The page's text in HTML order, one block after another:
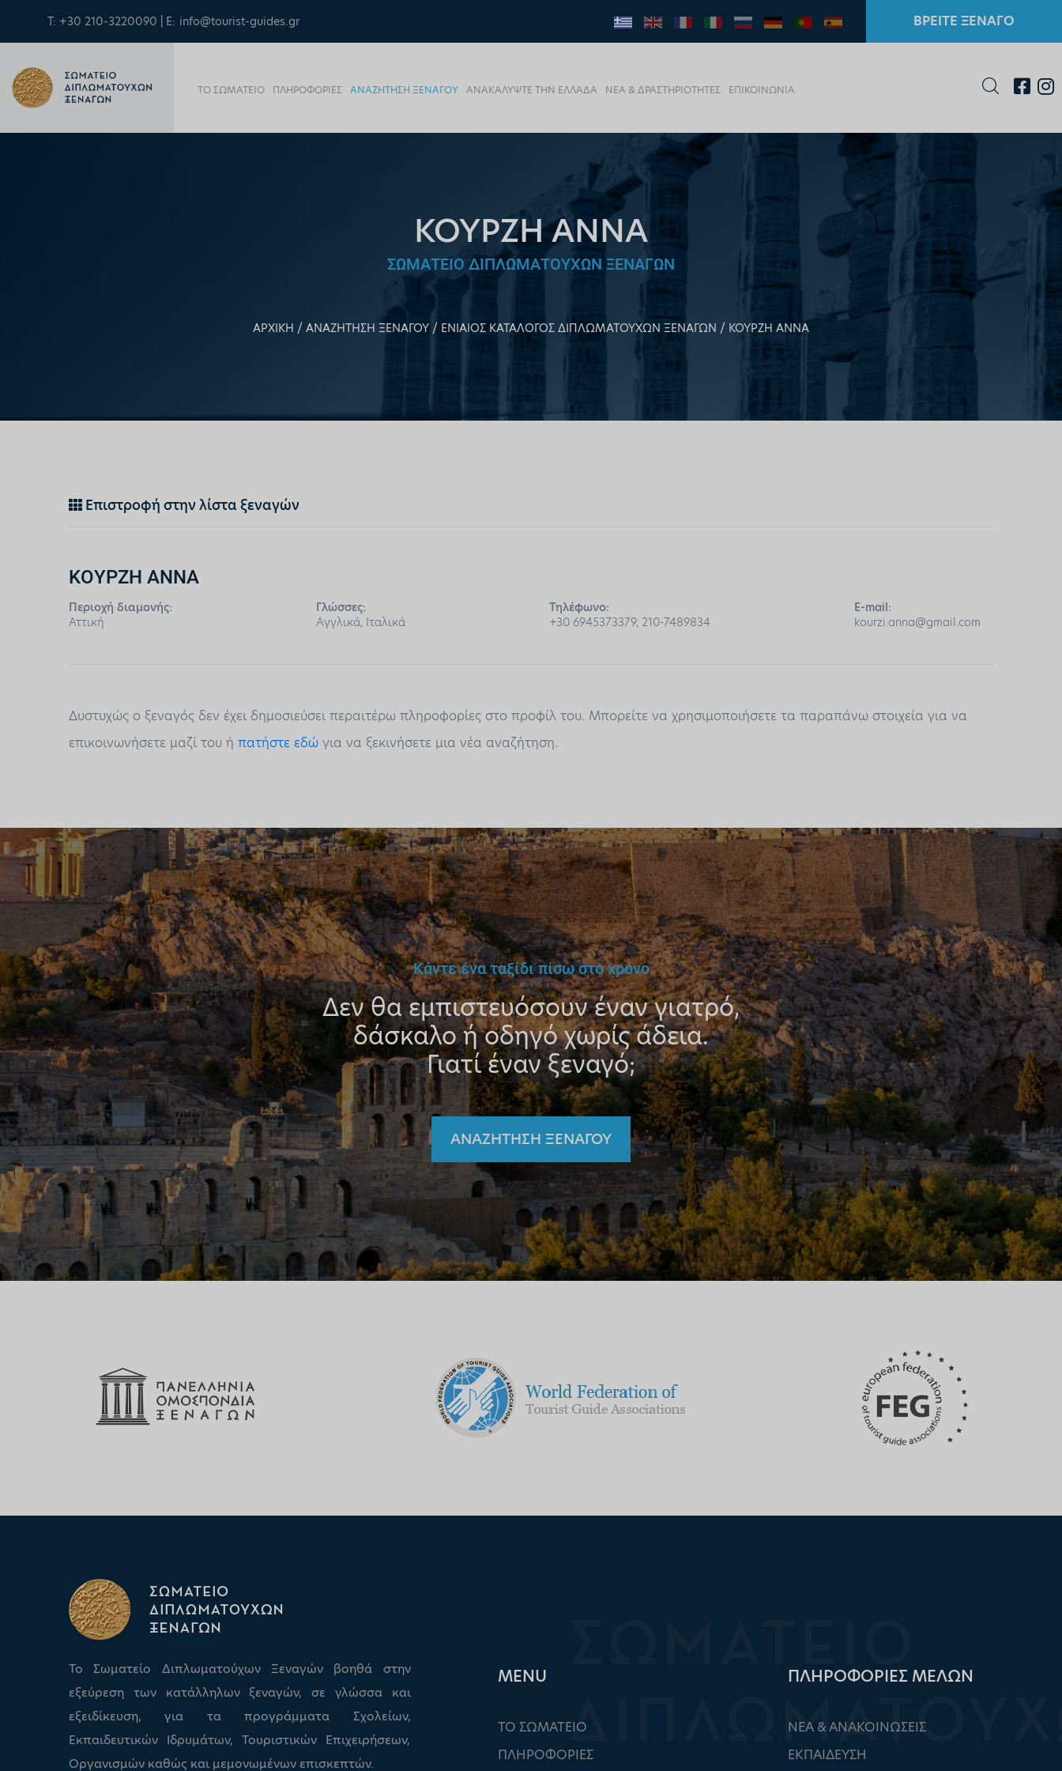
Τ: +30 210-3220090 | E: info@tourist-guides.gr ΒΡΕΙΤΕ ΞΕΝΑΓΟ
ΤΟ ΣΩΜΑΤΕΙΟ ΠΛΗΡΟΦΟΡΙΕΣ ΑΝΑΖΗΤΗΣΗ ΞΕΝΑΓΟΥ ΑΝΑΚΑΛΥΨΤΕ ΤΗΝ ΕΛΛΑΔΑ ΝΕΑ & ΔΡΑΣΤΗΡΙΟΤΗΤΕΣ ΕΠΙΚΟΙΝΩΝΙΑ
ΚΟΥΡΖΗ ΑΝΝΑ
ΣΩΜΑΤΕΙΟ ΔΙΠΛΩΜΑΤΟΥΧΩΝ ΞΕΝΑΓΩΝ
ΑΡΧΙΚΗ ΑΝΑΖΗΤΗΣΗ ΞΕΝΑΓΟΥ ΕΝΙΑΙΟΣ ΚΑΤΑΛΟΓΟΣ ΔΙΠΛΩΜΑΤΟΥΧΩΝ ΞΕΝΑΓΩΝ ΚΟΥΡΖΗ ΑΝΝΑ
Επιστροφή στην λίστα ξεναγών
ΚΟΥΡΖΗ ΑΝΝΑ
Περιοχή διαμονής:
Αττική
Γλώσσες:
Αγγλικά, Ιταλικά
Τηλέφωνο:
+30 6945373379, 210-7489834
E-mail:
kourzi.anna@gmail.com
Δυστυχώς ο ξεναγός δεν έχει δημοσιεύσει περαιτέρω πληροφορίες στο προφίλ του. Μπορείτε να χρησιμοποιήσετε τα παραπάνω στοιχεία για να
επικοινωνήσετε μαζί του ή πατήστε εδώ για να ξεκινήσετε μια νέα αναζήτηση.
Κάντε ένα ταξίδι πίσω στο χρόνο
Δεν θα εμπιστευόσουν έναν γιατρό,
δάσκαλο ή οδηγό χωρίς άδεια.
Γιατί έναν ξεναγό;
ΑΝΑΖΗΤΗΣΗ ΞΕΝΑΓΟΥ
Το Σωματείο Διπλωματούχων Ξεναγών βοηθά στην
εξεύρεση των κατάλληλων ξεναγών, σε γλώσσα και
εξειδίκευση, για τα προγράμματα Σχολείων,
Εκπαιδευτικών Ιδρυμάτων, Τουριστικών Επιχειρήσεων,
Οργανισμών καθώς και μεμονωμένων επισκεπτών.
ΜΕΝU
ΤΟ ΣΩΜΑΤΕΙΟ
ΠΛΗΡΟΦΟΡΙΕΣ
ΠΛΗΡΟΦΟΡΙΕΣ ΜΕΛΩΝ
ΝΕΑ & ΑΝΑΚΟΙΝΩΣΕΙΣ
ΕΚΠΑΙΔΕΥΣΗ